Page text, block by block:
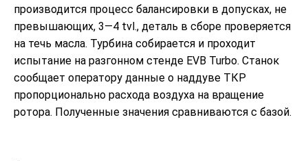
производится процесс балансировки в допусках, не
превышающих, 3—4 tvl., деталь в сборе проверяется
на течь масла. Турбина собирается и проходит
испытание на разгонном стенде EVB Turbo. Станок
сообщает оператору данные о наддуве ТКР
пропорционально расхода воздуха на вращение
ротора. Полученные значения сравниваются с базой.